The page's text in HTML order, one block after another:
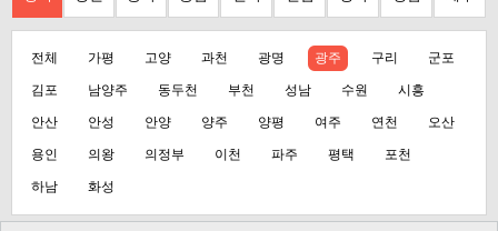
전체 가평 고양 과천 광명 광주 구리 군포
김포 남양주 동두천 부천 성남 수원 시흥
안산 안성 안양 양주 양평 여주 연천 오산
용인 의왕 의정부 이천 파주 평택 포천
하남 화성